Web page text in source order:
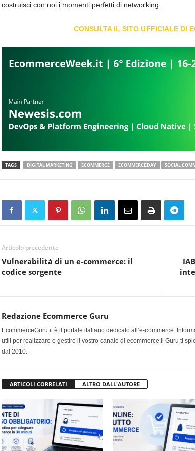
costruisci con noi i momenti perfetti di networking.
CONSULTA IL SITO UFFICIALE DI
TAGS DIGITAL MARKETING ECOMMERCE ECOMMERCEDAY SOCIAL
Articolo precedente
Vulnerabilità di un e-commerce: il
codice sorgente
Redazione Ecommerce Guru
EcommerceGuru.it è il portale italiano dedicato all’e-commerce.
utili per realizzare e gestire il vostro canale di ecommerce.Il Guru ti
dal 2010.
ARTICOLI CORRELATI ALTRO DALL'AUTORE